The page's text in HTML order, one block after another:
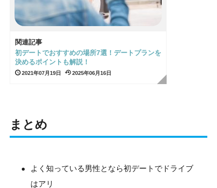
関連記事
初デートでおすすめの場所7選！デートプランを
決めるポイントも解説！
2021年07月19日 2025年06月16日
まとめ
よく知っている男性となら初デートでドライブ
はアリ